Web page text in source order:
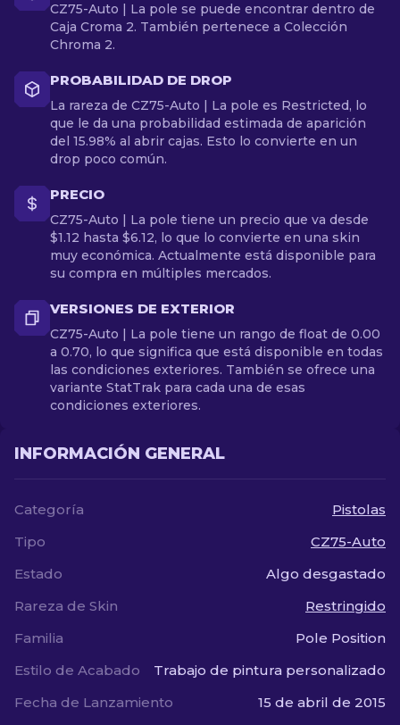
CZ75-Auto | La pole se puede encontrar dentro de
Caja Croma 2. También pertenece a Colección
Chroma 2.
PROBABILIDAD DE DROP
La rareza de CZ75-Auto | La pole es Restricted, lo
que le da una probabilidad estimada de aparición
del 15.98% al abrir cajas. Esto lo convierte en un
drop poco común.
PRECIO
CZ75-Auto | La pole tiene un precio que va desde
$1.12 hasta $6.12, lo que lo convierte en una skin
muy económica. Actualmente está disponible para
su compra en múltiples mercados.
VERSIONES DE EXTERIOR
CZ75-Auto | La pole tiene un rango de float de 0.00
a 0.70, lo que significa que está disponible en todas
las condiciones exteriores. También se ofrece una
variante StatTrak para cada una de esas
condiciones exteriores.
INFORMACIÓN GENERAL
Categoría
Pistolas
Tipo
CZ75-Auto
Estado
Algo desgastado
Rareza de Skin
Restringido
Familia
Pole Position
Estilo de Acabado
Trabajo de pintura personalizado
Fecha de Lanzamiento
15 de abril de 2015